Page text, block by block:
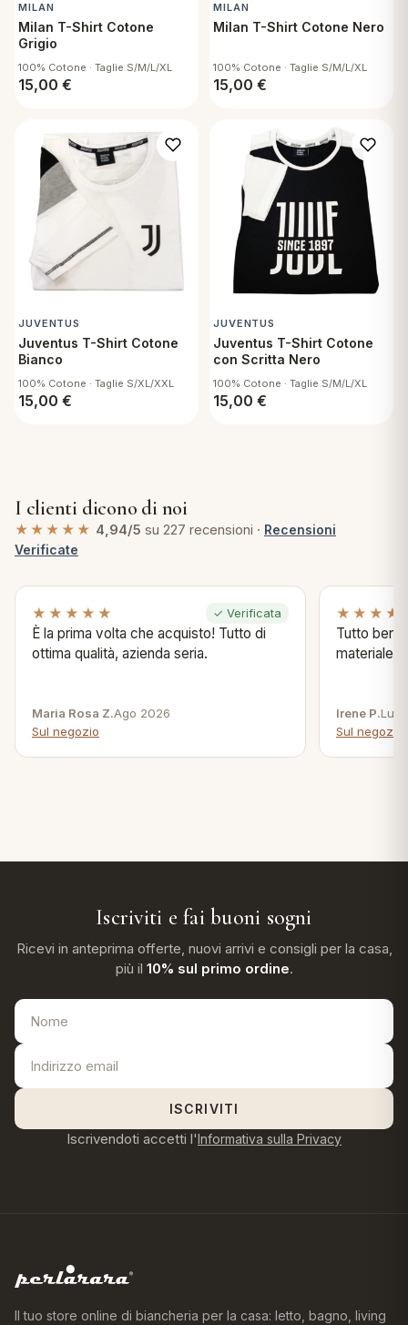
MILAN
Milan T-Shirt Cotone
Grigio
100% Cotone · Taglie S/M/L/XL
15,00 €
MILAN
Milan T-Shirt Cotone Nero
100% Cotone · Taglie S/M/L/XL
15,00 €
JUVENTUS
Juventus T-Shirt Cotone
Bianco
100% Cotone · Taglie S/XL/XXL
15,00 €
JUVENTUS
Juventus T-Shirt Cotone
con Scritta Nero
100% Cotone · Taglie S/M/L/XL
15,00 €
I clienti dicono di noi
★★★★★ 4,94/5 su 227 recensioni · Recensioni
Verificate
★★★★★ ✓ Verificata
È la prima volta che acquisto! Tutto di
ottima qualità, azienda seria.
Maria Rosa Z.Ago 2026
Sul negozio
Tutto bene
materiale .
Irene P.Lug
Sul negozio
Iscriviti e fai buoni sogni
Ricevi in anteprima offerte, nuovi arrivi e consigli per la casa,
più il 10% sul primo ordine.
ISCRIVITI
Iscrivendoti accetti l'Informativa sulla Privacy
Il tuo store online di biancheria per la casa: letto, bagno, living